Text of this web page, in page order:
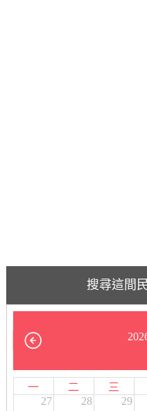
搜尋這間
一 二 三
27
28 29